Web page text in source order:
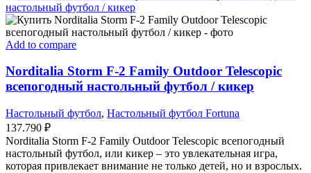
Add to compare
Norditalia Storm F-2 Family Outdoor Telescopic
всепогодный настольный футбол / кикер
Настольный футбол, Настольный футбол Fortuna
137.790 ₽
Norditalia Storm F-2 Family Outdoor Telescopic всепогодный
настольный футбол, или кикер – это увлекательная игра,
которая привлекает внимание не только детей, но и взрослых.